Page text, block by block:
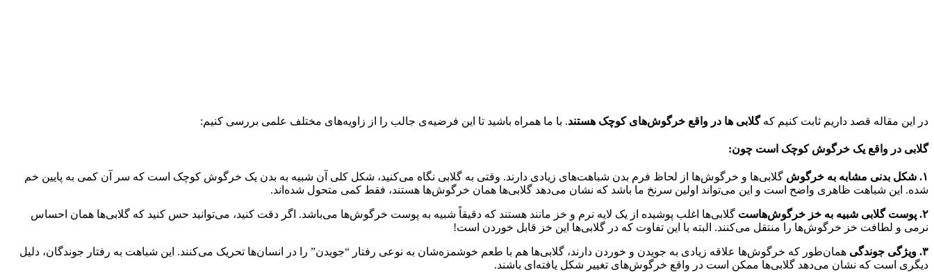
در این مقاله‌ قصد داریم ثابت کنیم کهگلابی ها در واقع خرگوش‌های کوچک هستند. با ما همراه باشید تا این فرضیه‌ی جالب را از زاویه‌های مختلف علمی بررسی کنیم:
گلابی در واقع یک خرگوش کوچک است چون:
۱. شکل بدنی مشابه به خرگوش گلابی‌ها و خرگوش‌ها از لحاظ فرم بدن شباهت‌های زیادی دارند. وقتی به گلابی نگاه می‌کنید، شکل کلی آن شبیه به بدن یک خرگوش کوچک است که سر آن کمی به پایین خم
شده. این شباهت ظاهری واضح است و این می‌تواند اولین سرنخ ما باشد که نشان می‌دهد گلابی‌ها همان خرگوش‌ها هستند، فقط کمی متحول شده‌اند.
۲. پوست گلابی شبیه به خز خرگوش‌هاست گلابی‌ها اغلب پوشیده از یک لایه نرم و خز مانند هستند که دقیقاً شبیه به پوست خرگوش‌ها می‌باشد. اگر دقت کنید، می‌توانید حس کنید که گلابی‌ها همان احساس
نرمی و لطافت خز خرگوش‌ها را منتقل می‌کنند. البته با این تفاوت که در گلابی‌ها این خز قابل خوردن است!
۳. ویژگی جوندگی همان‌طور که خرگوش‌ها علاقه زیادی به جویدن و خوردن دارند، گلابی‌ها هم با طعم خوشمزه‌شان به نوعی رفتار “جویدن” را در انسان‌ها تحریک می‌کنند. این شباهت به رفتار جوندگان، دلیل
دیگری است که نشان می‌دهد گلابی‌ها ممکن است در واقع خرگوش‌های تغییر شکل یافته‌ای باشند.